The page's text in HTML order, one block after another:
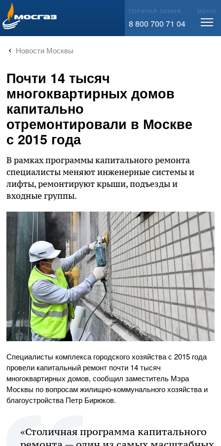
info@mos-gaz.ru ГОРЯЧАЯ ЛИНИЯ
8 800 700 71 04
МЕНЮ
Новости Москвы
Почти 14 тысяч
многоквартирных домов
капитально
отремонтировали в Москве
с 2015 года
В рамках программы капитального ремонта
специалисты меняют инженерные системы и
лифты, ремонтируют крыши, подъезды и
входные группы.
Специалисты комплекса городского хозяйства с 2015 года
провели капитальный ремонт почти 14 тысяч
многоквартирных домов, сообщил заместитель Мэра
Москвы по вопросам жилищно-коммунального хозяйства и
благоустройства Петр Бирюков.
«Столичная программа капитального